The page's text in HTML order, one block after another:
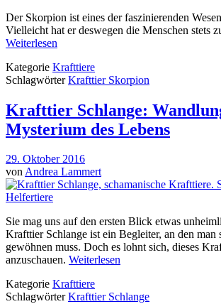
Der Skorpion ist eines der faszinierenden
Vielleicht hat er deswegen die Menschen stets
Weiterlesen
Kategorie Krafttiere
SchlagwörterKrafttier Skorpion
Krafttier Schlange:
Mysterium des Lebens
29. Oktober 2016
vonAndrea Lammert
Sie mag uns auf den ersten Blick etwas
Krafttier Schlange ist ein Begleiter, an den man
gewöhnen muss. Doch es lohnt sich, dieses
anzuschauen. Weiterlesen
Kategorie Krafttiere
SchlagwörterKrafttier Schlange